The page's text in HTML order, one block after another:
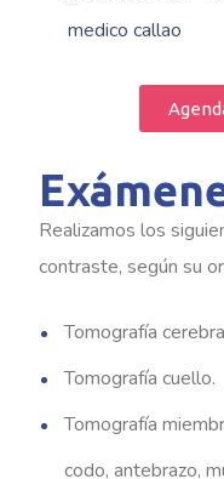
Realizamos los
contraste, según su
Tomografía
Tomografía cuello.
Tomografía
codo, antebrazo,